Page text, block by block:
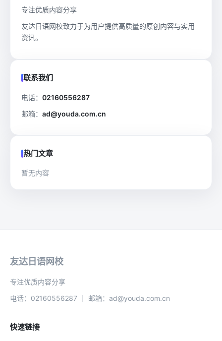
专注优质内容分享
友达日语网校致力于为用户提供高质量的原创内容与实用
资讯。
联系我们
电话： 02160556287
邮箱： ad@youda.com.cn
热门文章
暂无内容
友达日语网校
专注优质内容分享
电话：02160556287 ｜ 邮箱：ad@youda.com.cn
快速链接